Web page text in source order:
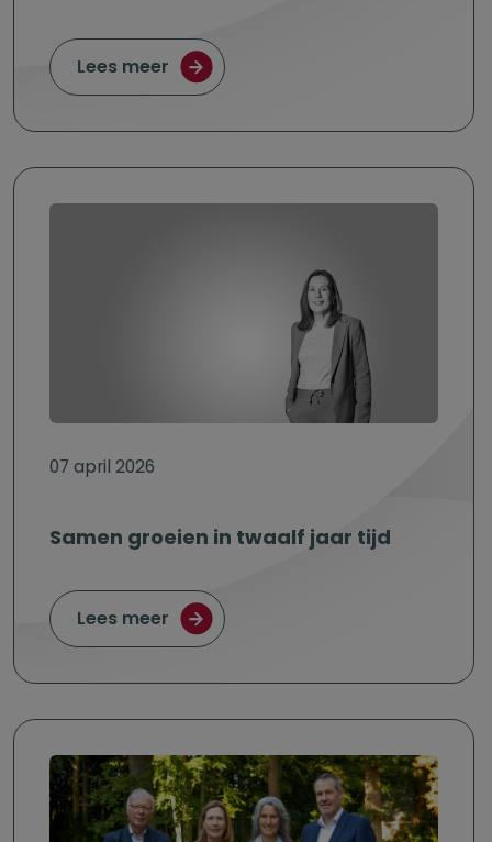
Lees meer over € 5 miljoen 'te verdelen winst'
07 april 2026
Samen groeien in twaalf jaar tijd
Lees meer over Samen groeien in twaalf jaar